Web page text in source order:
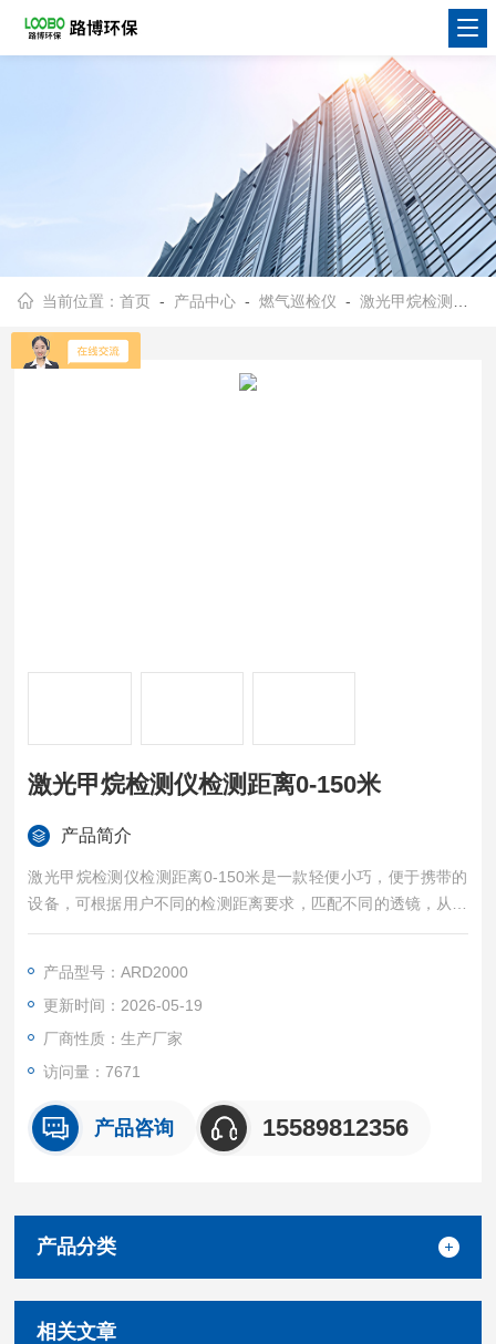
当前位置：首页 - 产品中心 -燃气巡检仪 -激光甲烷检测仪1
激光甲烷检测仪检测距离0-150米
产品简介
激光甲烷检测仪检测距离0-150米是一款轻便小巧，便于携带的
设备，可根据用户不同的检测距离要求，匹配不同的透镜，从而
兼顾产品的体积重量和检测距离。
模块化设计，便于维护
配备光学瞄准镜，瞄准定位更轻松
检测距离远，可对无法接近的位置进行远程探测
选择性强，不受水气和其他气体的交叉干扰
产品型号：ARD2000
更新时间：2026-05-19
厂商性质：生产厂家
访问量：7671
产品咨询 15589812356
产品分类
相关文章